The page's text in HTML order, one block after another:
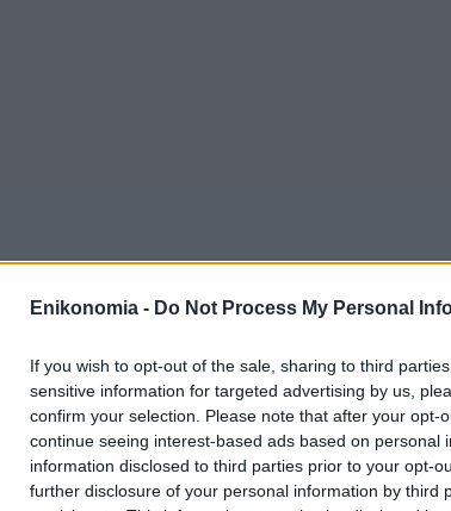
Enikonomia - Do Not Process My Personal
If you wish to opt-out of the sale, sharing to third
sensitive information for targeted advertising by us,
confirm your selection. Please note that after your opt-
continue seeing interest-based ads based on personal
information disclosed to third parties prior to your opt-
further disclosure of your personal information by third
ευρώ